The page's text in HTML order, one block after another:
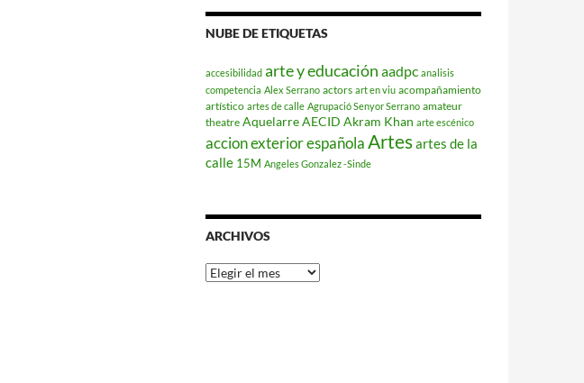
NUBE DE ETIQUETAS
accesibilidad arte y educación aadpc analisis
competencia Alex Serrano actors art en viu acompañamiento
artístico artes de calle Agrupació Senyor Serrano amateur
theatre AquelarreAECID Akram Khan arte escénico
accion exterior españolaArtesartes de la
calle 15M Angeles Gonzalez -Sinde
ARCHIVOS
Archivos